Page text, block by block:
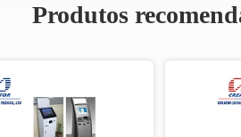
Produtos